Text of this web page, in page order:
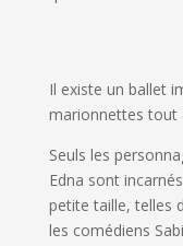
Il existe un ballet
marionnettes tout
Seuls les
Edna sont
petite taille, telles
les comédiens